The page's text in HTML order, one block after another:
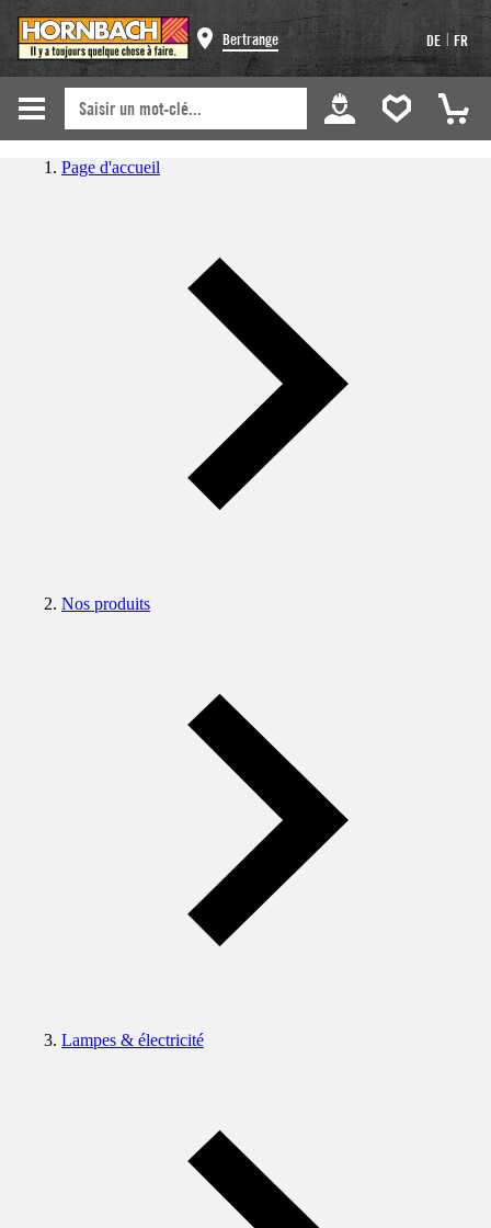
Bertrange DE | FR
Page d'accueil
Nos produits
Lampes & électricité